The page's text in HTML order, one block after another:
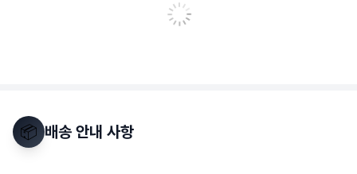
📦 배송 안내 사항